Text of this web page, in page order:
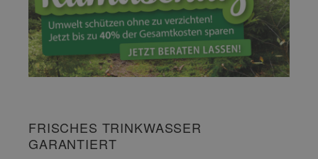
FRISCHES TRINKWASSER
GARANTIERT